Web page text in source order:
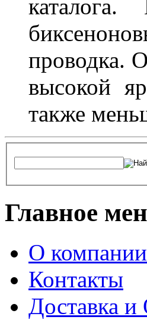
проводка.
высокой
также
Главное
О
Контакты
Доставка и